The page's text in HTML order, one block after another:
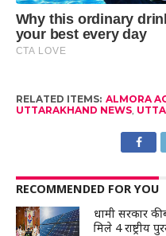
RELATED ITEMS: ALMORA
UTTARAKHAND NEWS,
RECOMMENDED FOR YOU
धामी सरकार
मिले 4 राष्ट्रीय